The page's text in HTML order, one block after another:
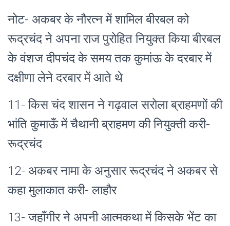
नोट- अकबर के नौरत्न में शामिल बीरबल को
रूद्रचंद ने अपना राज पुरोहित नियुक्त किया बीरबल
के वंशज दीपचंद के समय तक कुमांऊ के दरबार में
दक्षीणा लेने दरबार में आते थे
11- किस चंद शासन ने गढ़वाल सरोला ब्राहमणों की
भांति कुमाऊँ में चैथानी ब्राहमण की नियुक्ती करी-
रूद्रचंद
12- अकबर नामा के अनुसार रूद्रचंद ने अकबर से
कहा मुलाकात करी- लाहौर
13- जहाँगीर ने अपनी आत्मकथा में किसके भेंट का